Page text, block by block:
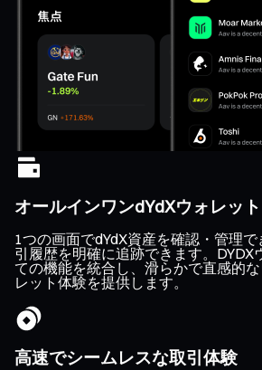
オールインワンdYdXウォレット
1つの画面でdYdX資産を確認・管理
引履歴を明確に追跡できます。DYDX
ての機能を統合し、滑らかで直感的
レット体験を提供します。
高速でシームレスな取引体験